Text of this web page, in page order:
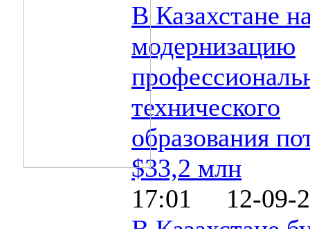
В Казахстане
модернизацию
технического
образования
$33,2 млн
17:01 12-09-